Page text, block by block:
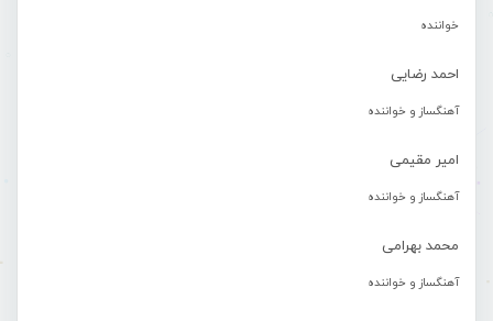
خواننده
احمد رضایی
آهنگساز و خواننده
امیر مقیمی
آهنگساز و خواننده
محمد بهرامی
آهنگساز و خواننده